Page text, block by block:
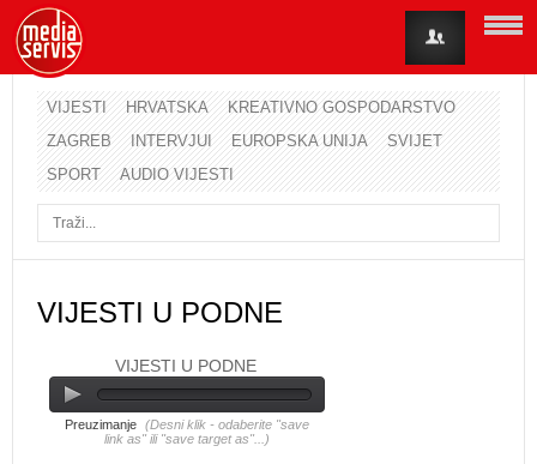
VIJESTI HRVATSKA
KREATIVNO GOSPODARSTVO
ZAGREB
INTERVJUI EUROPSKA UNIJA
SVIJET
SPORT
AUDIO VIJESTI
VIJESTI U PODNE
VIJESTI U PODNE
Preuzimanje (Desni klik - odaberite "save
link as" ili "save target as"...)
Korisničko ime
Lozinka
Zaboravili ste lozinku?